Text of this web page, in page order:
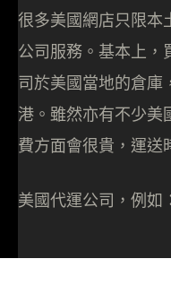
很多美國網店只限本
公司服務。基本上，
司於美國當地的倉庫
港。雖然亦有不少美
費方面會很貴，運送
美國代運公司，例如